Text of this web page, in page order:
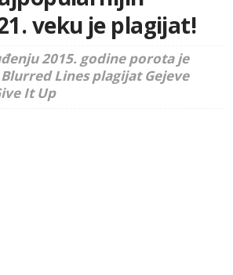
veku je plagijat!
2015. godine porota je
Lines plagijat Gejeve
It Up